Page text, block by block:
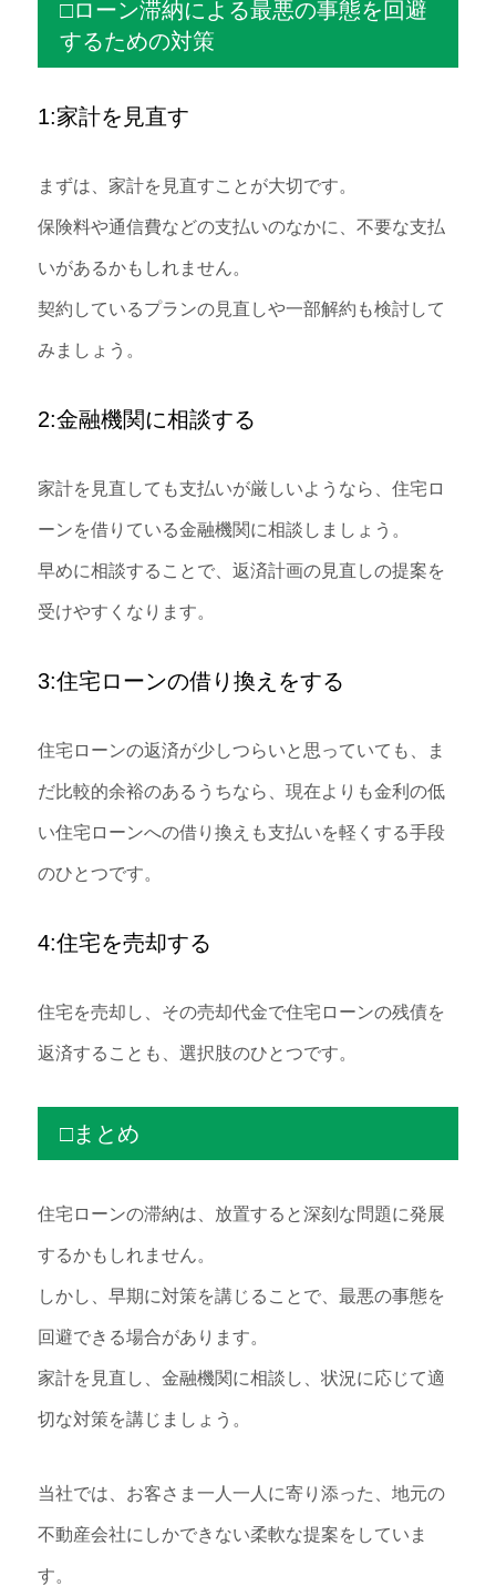
□ローン滞納による最悪の事態を回避
するための対策
1:家計を見直す
まずは、家計を見直すことが大切です。
保険料や通信費などの支払いのなかに、不要な支払
いがあるかもしれません。
契約しているプランの見直しや一部解約も検討して
みましょう。
2:金融機関に相談する
家計を見直しても支払いが厳しいようなら、住宅ロ
ーンを借りている金融機関に相談しましょう。
早めに相談することで、返済計画の見直しの提案を
受けやすくなります。
3:住宅ローンの借り換えをする
住宅ローンの返済が少しつらいと思っていても、ま
だ比較的余裕のあるうちなら、現在よりも金利の低
い住宅ローンへの借り換えも支払いを軽くする手段
のひとつです。
4:住宅を売却する
住宅を売却し、その売却代金で住宅ローンの残債を
返済することも、選択肢のひとつです。
□まとめ
住宅ローンの滞納は、放置すると深刻な問題に発展
するかもしれません。
しかし、早期に対策を講じることで、最悪の事態を
回避できる場合があります。
家計を見直し、金融機関に相談し、状況に応じて適
切な対策を講じましょう。
当社では、お客さま一人一人に寄り添った、地元の
不動産会社にしかできない柔軟な提案をしていま
す。